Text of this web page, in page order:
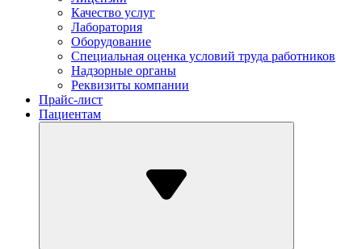
Качество услуг
Лаборатория
Оборудование
Специальная оценка условий труда работников
Надзорные органы
Реквизиты компании
Прайс-лист
Пациентам